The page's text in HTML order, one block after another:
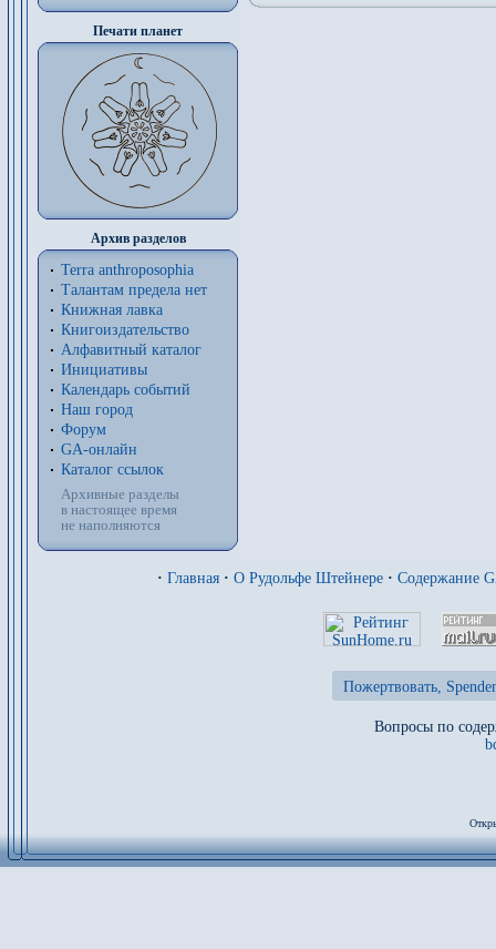
Печати планет
Архив разделов
Terra anthroposophia
Талантам предела нет
Книжная лавка
Книгоиздательство
Алфавитный каталог
Инициативы
Календарь событий
Наш город
Форум
GA-онлайн
Каталог ссылок
Архивные разделы
в настоящее время
не наполняются
· Главная · О Рудольфе Штейнере · Содержание
Пожертвовать,
Вопросы по